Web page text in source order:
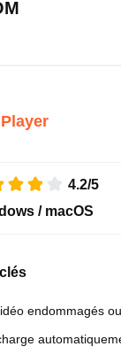
4.2/5
/ macOS
endommagés